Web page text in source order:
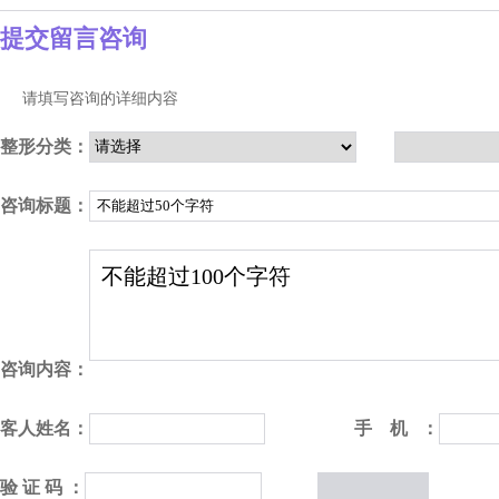
提交留言咨询
请填写咨询的详细内容
整形分类：
咨询标题：
咨询内容：
客人姓名： 手 机 ：
验 证 码 ：